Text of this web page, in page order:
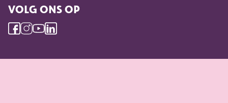
VOLG ONS OP